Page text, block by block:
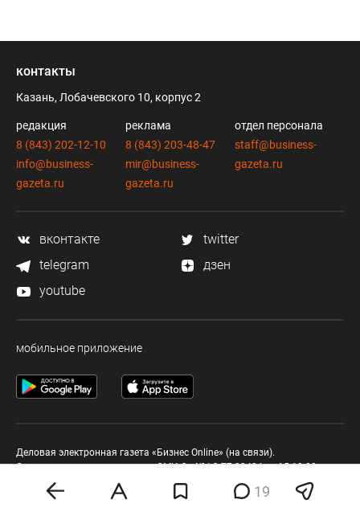
19
контакты
Казань, Лобачевского 10, корпус 2
редакция
8 (843) 202-12-10
info@business-
gazeta.ru
реклама
8 (843) 203-48-47
mir@business-
gazeta.ru
отдел персонала
staff@business-
gazeta.ru
вконтакте
twitter
telegram
дзен
youtube
мобильное приложение
Деловая электронная газета «Бизнес Online» (на связи).
Свидетельство о регистрации СМИ Эл №ФС 77-33484 от 15.10.08.
Выдано федеральной службой по надзору в сфере связи и массовых
коммуникаций.